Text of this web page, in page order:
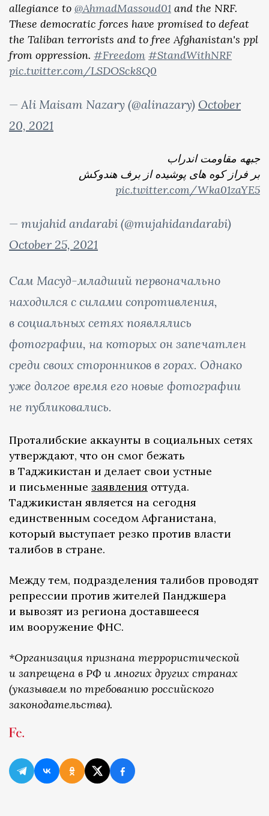
allegiance to @AhmadMassoud01 and the NRF.
These democratic forces have promised to defeat
the Taliban terrorists and to free Afghanistan's ppl
from oppression. #Freedom #StandWithNRF
pic.twitter.com/LSDOSck8Q0
— Ali Maisam Nazary (@alinazary) October
20, 2021
جبهه مقاومت اندراب
بر فراز کوه های پوشیده از برف هندوکش
pic.twitter.com/Wka01zaYE5
— mujahid andarabi (@mujahidandarabi)
October 25, 2021
Сам Масуд-младший первоначально
находился с силами сопротивления,
в социальных сетях появлялись
фотографии, на которых он запечатлен
среди своих сторонников в горах. Однако
уже долгое время его новые фотографии
не публиковались.
Проталибские аккаунты в социальных сетях
утверждают, что он смог бежать
в Таджикистан и делает свои устные
и письменные заявления оттуда.
Таджикистан является на сегодня
единственным соседом Афганистана,
который выступает резко против власти
талибов в стране.
Между тем, подразделения талибов проводят
репрессии против жителей Панджшера
и вывозят из региона доставшееся
им вооружение ФНС.
*Организация признана террористической
и запрещена в РФ и многих других странах
(указываем по требованию российского
законодательства).